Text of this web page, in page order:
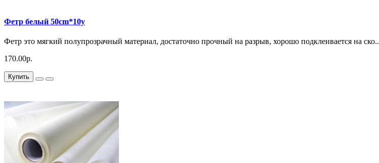
Фетр белый 50cm*10y
Фетр это мягкий полупрозрачный материал, достаточно прочный на разрыв, хорошо подклеивается на ско..
170.00р.
Купить